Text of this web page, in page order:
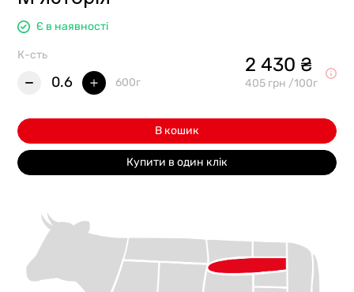
Є в наявності
К-сть
0.6 600г
2 430 ₴
405 грн /100г
В кошик
Купити в один клік